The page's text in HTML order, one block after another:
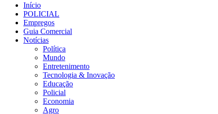
Início
POLICIAL
Empregos
Guia Comercial
Notícias
Política
Mundo
Entretenimento
Tecnologia & Inovação
Educação
Policial
Economia
Agro